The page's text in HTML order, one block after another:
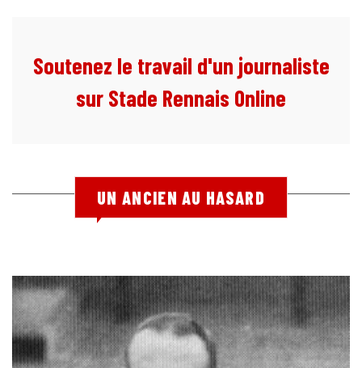
Soutenez le travail d'un journaliste
sur Stade Rennais Online
UN ANCIEN AU HASARD